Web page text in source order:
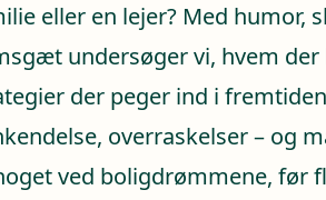
eller en lejer? Med humor,
undersøger vi, hvem der
der peger ind i
overraskelser – og
ved boligdrømmene, før